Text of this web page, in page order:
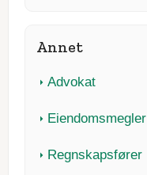
Annet
Advokat
Eiendomsmegler
Regnskapsfører